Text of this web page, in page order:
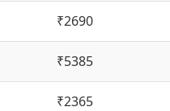
₹2690
₹5385
₹2365